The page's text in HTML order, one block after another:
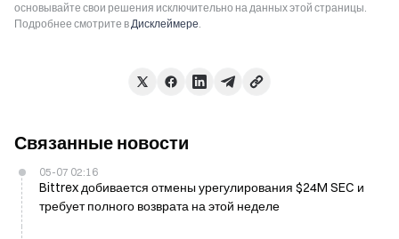
основывайте свои решения исключительно на данных этой страницы.
Подробнее смотрите вДисклеймере.
Связанные новости
05-07 02:16
Bittrex добивается отмены урегулирования $24M SEC и
требует полного возврата на этой неделе